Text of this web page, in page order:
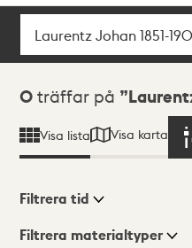
Sök
Sökresultat
0 träffar på
Visa lista Visa karta
Visningsläge
Filtrera tid
Filtrera materialtyper